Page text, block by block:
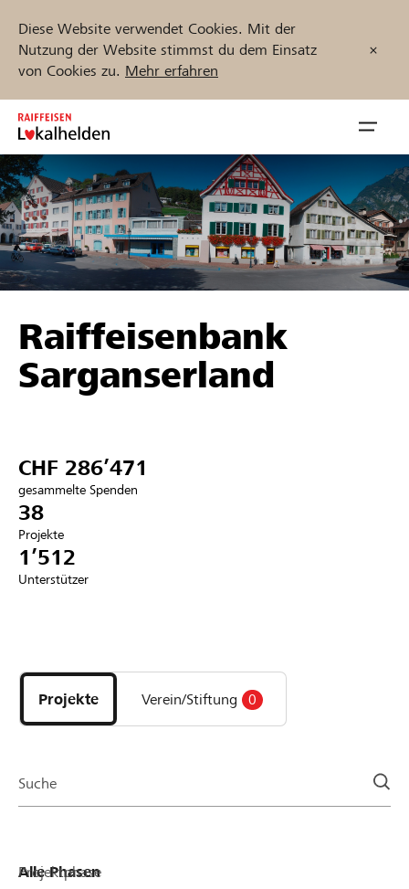
Diese Website verwendet Cookies. Mit der
Nutzung der Website stimmst du dem Einsatz
von Cookies zu. Mehr erfahren
Zum
Inhalt
springen
öffnen
Unterstützen
Hilfe & Support
Anmelden
Projekte und Organisationen finden
Jetzt starten
DE FR IT
Raiffeisenbank
Sarganserland
CHF 286’471
gesammelte Spenden
38
Projekte
1’512
Unterstützer
Projekte
und
Organisationen
Projekte Verein/Stiftung 0
Suche
Projektphase